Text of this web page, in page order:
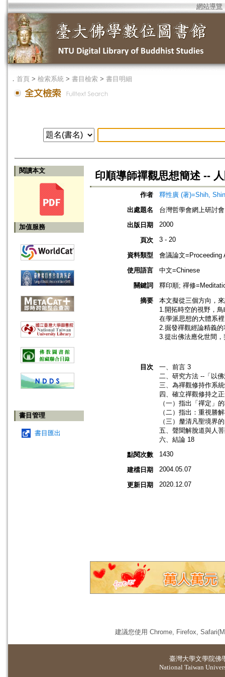
網站導覽
． 首頁 > 檢索系統 > 書目檢索 > 書目明細
閱讀本文
加值服務
書目管理
書目匯出
印順導師禪觀思想簡述 --
作者
釋性廣 (著)=Shih,
出處題名
台灣哲學會網上研討會
出版日期
2000
頁次 3 - 20
資料類型
會議論文=Proceeding
使用語言
中文=Chinese
關鍵詞
釋印順; 禪修
摘要
本文擬從三個方向，
1.開拓時空的視野，
在學派思想的大體系
2.掘發禪觀經論精義
3.提出佛法應化世間
目次
一、前言 3
二、研究方法 --「以
三、為禪觀修持作系
四、確立禪觀修持之
（一）指出「禪定」
（二）指出：重視勝
（三）釐清凡聖境界
五、聲聞解脫道與人
六、結論 18
點閱次數
1430
建檔日期 2004.05.07
更新日期 2020.12.07
建議您使用 Chrome, Firefox,
臺灣大學文學院佛
National Taiwan